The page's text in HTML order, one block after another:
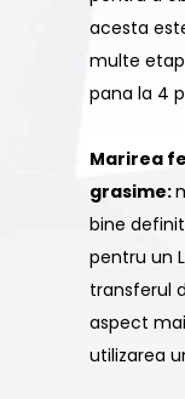
acesta
multe
pana la 4
Marirea
grasime:
bine
pentru un
transferul
aspect
utilizarea